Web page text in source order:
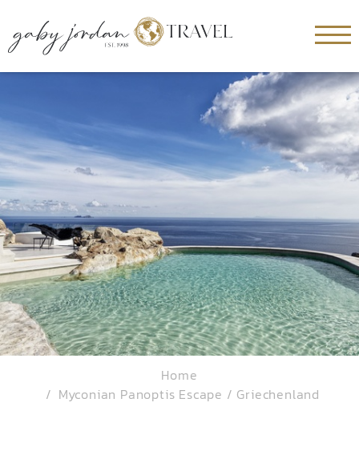
Home
Myconian Panoptis Escape / Griechenland